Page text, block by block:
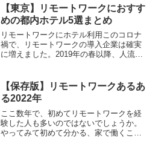
の数値を見ても、この流れは定着してく
ことが見込まれま...
【東京】リモートワークにおすす
めの都内ホテル5選まとめ
リモートワークにホテル利用このコロナ
禍で、リモートワークの導入企業は確実
に増えました。2019年の春以降、人流抑
クを導入している企業は都内を中心に増
加しています。しか...
【保存版】リモートワークあるあ
る2022年￼
ここ数年で、初めてリモートワークを経
験した人も多いのではないでしょうか。
やってみて初めて分かる、家で働くこと